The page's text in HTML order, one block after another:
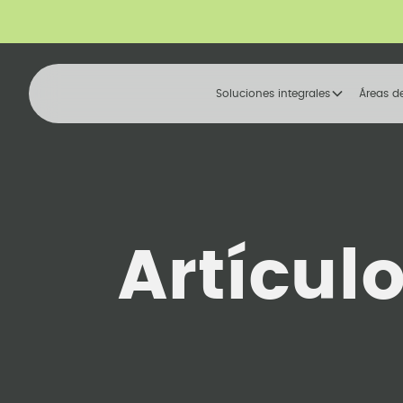
Soluciones integrales Áreas